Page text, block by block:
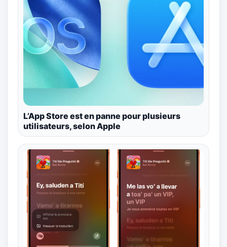
L’App Store est en panne pour plusieurs
utilisateurs, selon Apple